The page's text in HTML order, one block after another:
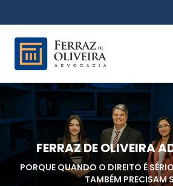
FERRAZ DE OLIVEIRA
PORQUE QUANDO O DIREITO É
TAMBÉM PRECISAM